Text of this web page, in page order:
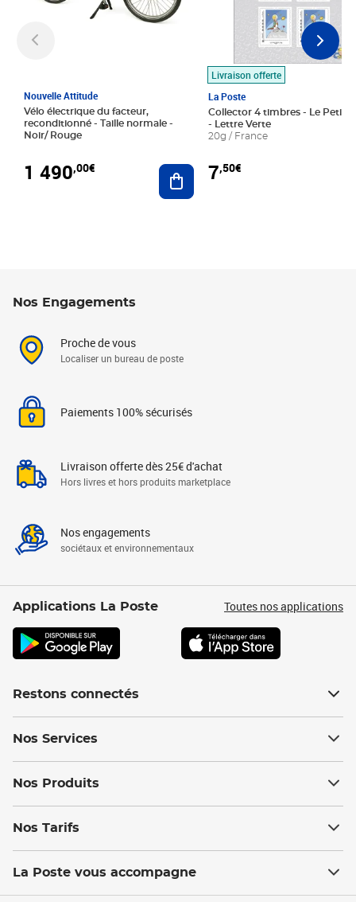
Nouvelle Attitude
Vélo électrique du facteur,
reconditionné - Taille normale -
Noir/ Rouge
1 490,00€ Ajouter au panier
Livraison offerte
La Poste
Collector 4 timbres - Le Petit
- Lettre Verte
20g / France
7,50€
Nos Engagements
Proche de vous
Localiser un bureau de poste
Paiements 100% sécurisés
Livraison offerte dès 25€ d'achat
Hors livres et hors produits marketplace
Nos engagements
sociétaux et environnementaux
Applications La Poste Toutes nos applications
Restons connectés
Nos Services
Nos Produits
Nos Tarifs
La Poste vous accompagne